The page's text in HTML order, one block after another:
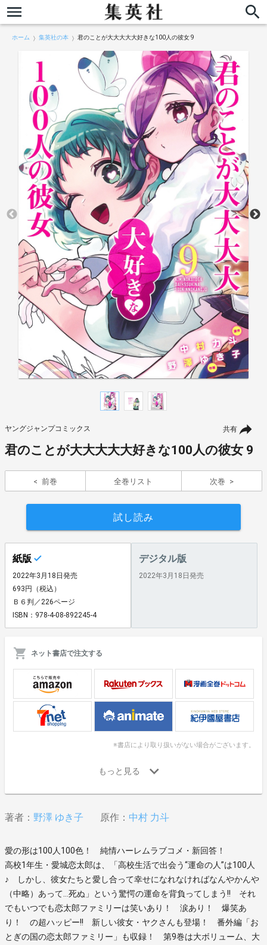
ホーム 集英社の本 君のことが大大大大大好きな100人の彼女 9
共有
ヤングジャンプコミックス
君のことが大大大大大好きな100人の彼女 9
前巻 全巻リスト 次巻
試し読み
紙版
2022年3月18日発売
693円（税込）
Ｂ６判／226ページ
ISBN：978-4-08-892245-4
デジタル版
2022年3月18日発売
ネット書店で注文する
※書店により取り扱いがない場合がございます。
著者： 野澤 ゆき子 原作： 中村 力斗
愛の形は100人100色！ 純情ハーレムラブコメ・新回答！
高校1年生・愛城恋太郎は、「高校生活で出会う“運命の人”は100人
♪ しかし、彼女たちと愛し合って幸せになれなければなんやかんや
（中略）あって…死ぬ」という驚愕の運命を背負ってしまう!! それ
でもいつでも恋太郎ファミリーは笑いあり！ 涙あり！ 爆笑あ
り！ の超ハッピー!! 新しい彼女・ヤクさんも登場！ 番外編「お
とぎの国の恋太郎ファミリー」も収録！ 第9巻は大ボリューム、大